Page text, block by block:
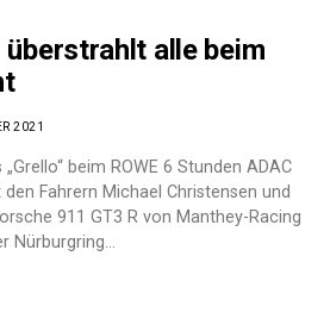
überstrahlt alle beim
2021
beim ROWE 6 Stunden ADAC
Fahrern Michael Christensen und
911 GT3 R von Manthey-Racing
Nürburgring…